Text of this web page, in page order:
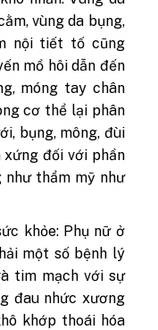
vùng da bụng,
nội tiết tố cũng
mồ hôi dẫn đến
móng tay chân
cơ thể lại phân
bụng, mông, đùi
đối với phần
thẩm mỹ như
khỏe: Phụ nữ ở
một số bệnh lý
tim mạch với sự
đau nhức xương
khớp thoái hóa